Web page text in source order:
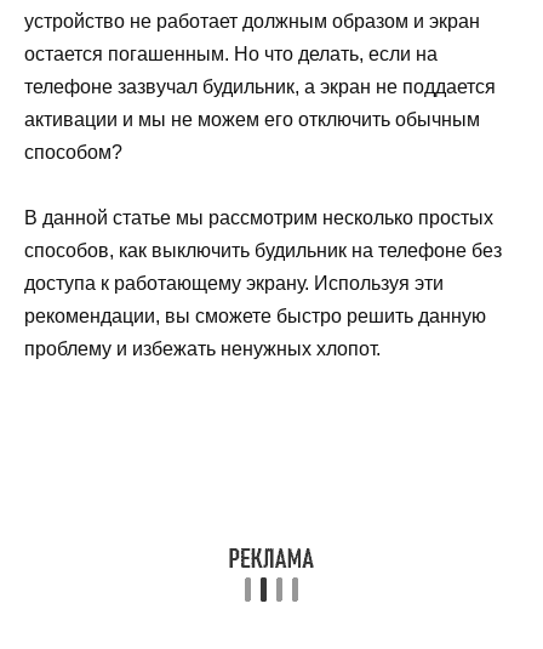
устройство не работает должным образом и экран
остается погашенным. Но что делать, если на
телефоне зазвучал будильник, а экран не поддается
активации и мы не можем его отключить обычным
способом?
В данной статье мы рассмотрим несколько простых
способов, как выключить будильник на телефоне без
доступа к работающему экрану. Используя эти
рекомендации, вы сможете быстро решить данную
проблему и избежать ненужных хлопот.